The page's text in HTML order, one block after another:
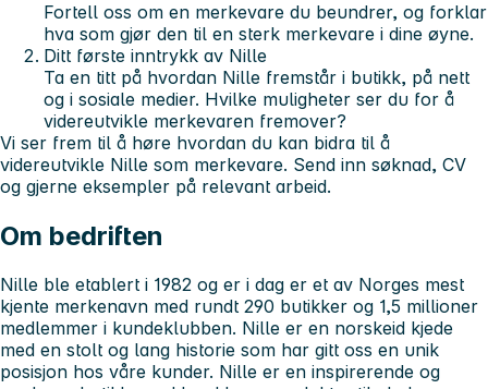
Fortell oss om en merkevare du beundrer, og forklar
hva som gjør den til en sterk merkevare i dine øyne.
Ditt første inntrykk av Nille
Ta en titt på hvordan Nille fremstår i butikk, på nett
og i sosiale medier. Hvilke muligheter ser du for å
videreutvikle merkevaren fremover?
Vi ser frem til å høre hvordan du kan bidra til å
videreutvikle Nille som merkevare. Send inn søknad, CV
og gjerne eksempler på relevant arbeid.
Om bedriften
Nille ble etablert i 1982 og er i dag er et av Norges mest
kjente merkenavn med rundt 290 butikker og 1,5 millioner
medlemmer i kundeklubben. Nille er en norskeid kjede
med en stolt og lang historie som har gitt oss en unik
posisjon hos våre kunder. Nille er en inspirerende og